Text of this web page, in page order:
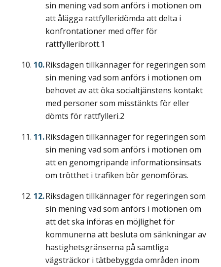
sin mening vad som anförs i motionen om
att ålägga rattfylleridömda att delta i
konfrontationer med offer för
rattfylleribrott.1
Riksdagen tillkännager för regeringen som
sin mening vad som anförs i motionen om
behovet av att öka socialtjänstens kontakt
med personer som misstänkts för eller
dömts för rattfylleri.2
Riksdagen tillkännager för regeringen som
sin mening vad som anförs i motionen om
att en genomgripande informationsinsats
om trötthet i trafiken bör genomföras.
Riksdagen tillkännager för regeringen som
sin mening vad som anförs i motionen om
att det ska införas en möjlighet för
kommunerna att besluta om sänkningar av
hastighetsgränserna på samtliga
vägsträckor i tätbebyggda områden inom